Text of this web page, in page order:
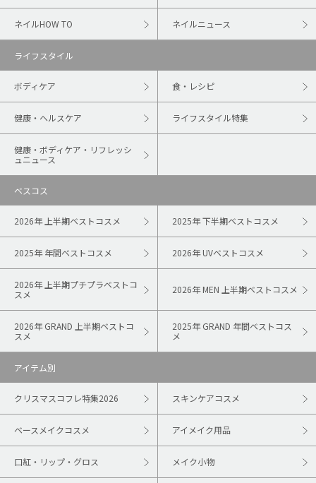
ネイルHOW TO ネイルニュース
ライフスタイル
ボディケア 食・レシピ
健康・ヘルスケア ライフスタイル特集
健康・ボディケア・リフレッシ
ュニュース
ベスコス
2026年 上半期ベストコスメ 2025年 下半期ベストコスメ
2025年 年間ベストコスメ 2026年 UVベストコスメ
2026年 上半期プチプラベストコ
スメ
2026年 MEN 上半期ベストコスメ
2026年 GRAND 上半期ベストコ
スメ
2025年 GRAND 年間ベストコス
メ
アイテム別
クリスマスコフレ特集2026 スキンケアコスメ
ベースメイクコスメ アイメイク用品
口紅・リップ・グロス メイク小物